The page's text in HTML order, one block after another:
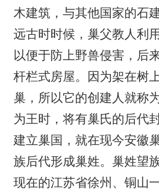
木建筑，与其他国家的石
远古时时候，巢父教人利
以便于防上野兽侵害，后
杆栏式房屋。因为架在树
巢，所以它的创建人就称
为王时，将有巢氏的后代
建立巢国，就在现今安徽
族后代形成巢姓。巢姓望
现在的江苏省徐州、铜山一